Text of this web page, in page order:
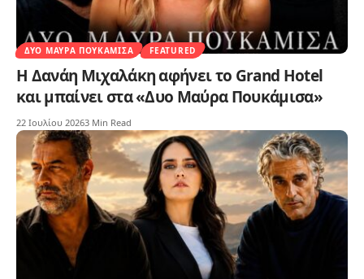
ΔΥΟ ΜΑΎΡΑ ΠΟΥΚΆΜΙΣΑ FEATURED
Η Δανάη Μιχαλάκη αφήνει το Grand Hotel
και μπαίνει στα «Δυο Μαύρα Πουκάμισα»
22 Ιουλίου 20263 Min Read